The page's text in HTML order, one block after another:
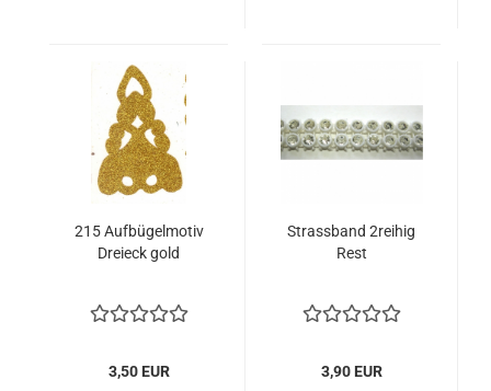
215 Aufbügelmotiv
Dreieck gold
3,50 EUR
Strassband 2reihig
Rest
3,90 EUR